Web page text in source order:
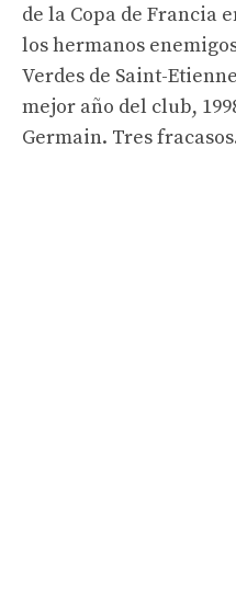
de la Copa de Francia
los hermanos
Verdes de Saint-
mejor año del club,
Germain. Tres